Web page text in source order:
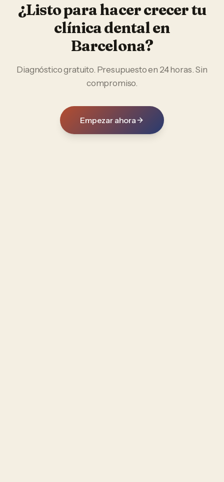
¿Listo para hacer crecer tu
clínica dentalen
Barcelona?
Diagnóstico gratuito. Presupuesto en 24 horas. Sin
compromiso.
Empezar ahora